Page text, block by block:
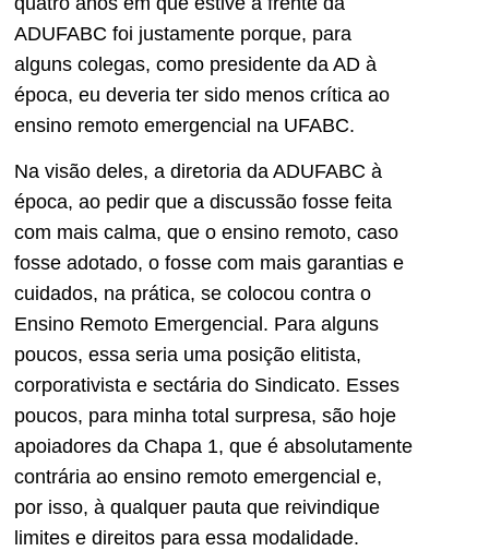
ADUFABC foi justamente porque, para
alguns colegas, como presidente da AD à
época, eu deveria ter sido menos crítica ao
ensino remoto emergencial na UFABC.
Na visão deles, a diretoria da ADUFABC à
época, ao pedir que a discussão fosse feita
com mais calma, que o ensino remoto, caso
fosse adotado, o fosse com mais garantias e
cuidados, na prática, se colocou contra o
Ensino Remoto Emergencial. Para alguns
poucos, essa seria uma posição elitista,
corporativista e sectária do Sindicato. Esses
poucos, para minha total surpresa, são hoje
apoiadores da Chapa 1, que é absolutamente
contrária ao ensino remoto emergencial e,
por isso, à qualquer pauta que reivindique
limites e direitos para essa modalidade.